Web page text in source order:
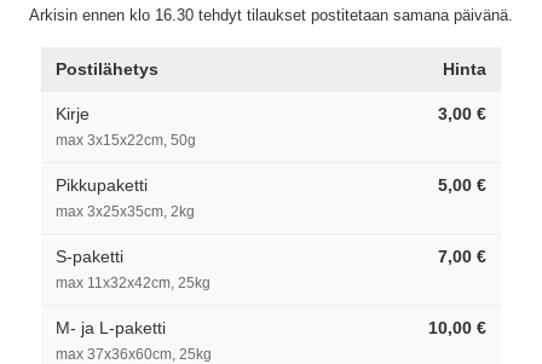
Arkisin ennen klo 16.30 tehdyt tilaukset postitetaan samana päivänä.
Postilähetys Hinta
Kirje
max 3x15x22cm, 50g
3,00 €
Pikkupaketti
max 3x25x35cm, 2kg
5,00 €
S-paketti
max 11x32x42cm, 25kg
7,00 €
M- ja L-paketti
max 37x36x60cm, 25kg
10,00 €